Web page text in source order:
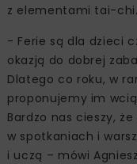
z elementami tai-chi.
- Ferie są dla dzieci
okazją do dobrej
Dlatego co roku, w
proponujemy im
Bardzo nas cieszy,
w spotkaniach i
i uczą – mówi